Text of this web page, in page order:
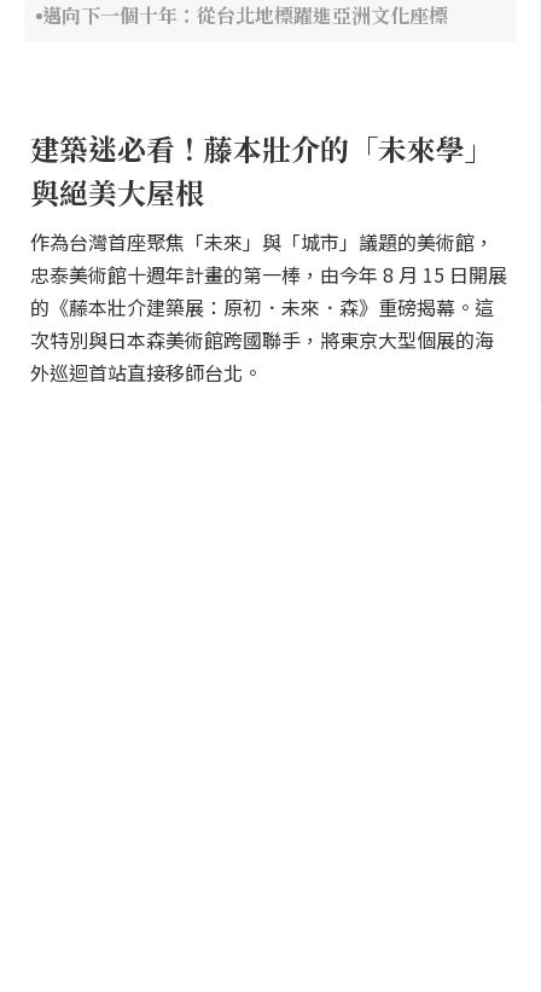
邁向下一個十年：從台北地標躍進亞洲文化座標
建築迷必看！藤本壯介的「未來學」
與絕美大屋根
作為台灣首座聚焦「未來」與「城市」議題的美術館，
忠泰美術館十週年計畫的第一棒，由今年 8 月 15 日開展
的《藤本壯介建築展：原初．未來．森》重磅揭幕。這
次特別與日本森美術館跨國聯手，將東京大型個展的海
外巡迴首站直接移師台北。